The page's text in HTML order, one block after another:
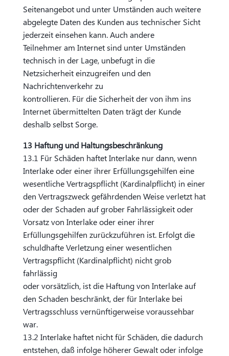
Seitenangebot und unter Umständen auch weitere
abgelegte Daten des Kunden aus technischer Sicht
jederzeit einsehen kann. Auch andere
Teilnehmer am Internet sind unter Umständen
technisch in der Lage, unbefugt in die
Netzsicherheit einzugreifen und den
Nachrichtenverkehr zu
kontrollieren. Für die Sicherheit der von ihm ins
Internet übermittelten Daten trägt der Kunde
deshalb selbst Sorge.
13 Haftung und Haltungsbeschränkung
13.1 Für Schäden haftet Interlake nur dann, wenn
Interlake oder einer ihrer Erfüllungsgehilfen eine
wesentliche Vertragspflicht (Kardinalpflicht) in einer
den Vertragszweck gefährdenden Weise verletzt hat
oder der Schaden auf grober Fahrlässigkeit oder
Vorsatz von Interlake oder einer ihrer
Erfüllungsgehilfen zurückzuführen ist. Erfolgt die
schuldhafte Verletzung einer wesentlichen
Vertragspflicht (Kardinalpflicht) nicht grob
fahrlässig
oder vorsätzlich, ist die Haftung von Interlake auf
den Schaden beschränkt, der für Interlake bei
Vertragsschluss vernünftigerweise voraussehbar
war.
13.2 Interlake haftet nicht für Schäden, die dadurch
entstehen, daß infolge höherer Gewalt oder infolge